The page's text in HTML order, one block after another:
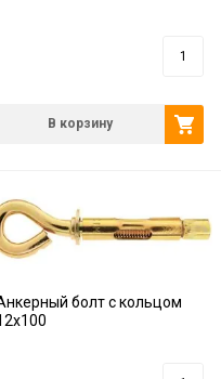
В корзину
болт с кольцом